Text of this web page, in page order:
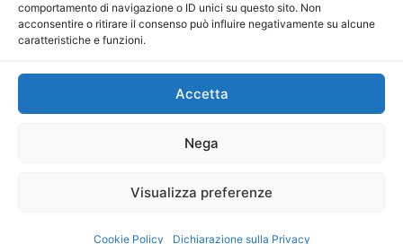
comportamento di navigazione o ID unici su questo sito. Non
acconsentire o ritirare il consenso può influire negativamente su alcune
caratteristiche e funzioni.
Accetta
Nega
Visualizza preferenze
Cookie Policy Dichiarazione sulla Privacy
Direttore Responsabile: Maria Calabrese
P.IVA: 06334930820
Mercurio Comunicazione Società Cooperativa a r.l. è
iscritta al Registro degli Operatori di Comunicazione al
Sito gestito daLa Digitale srl–info@ladigitale.it